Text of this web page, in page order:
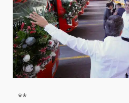
**